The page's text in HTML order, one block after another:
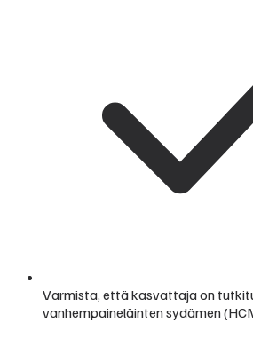
Varmista, että kasvattaja on
vanhempaineläinten sydämen